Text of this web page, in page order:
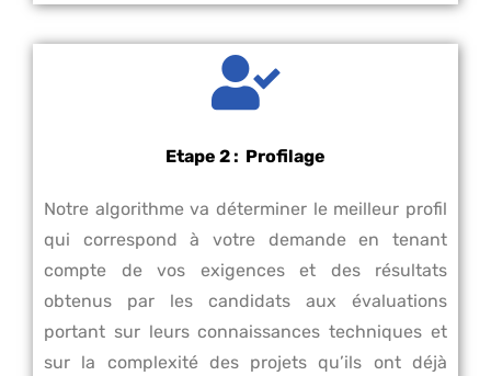
Etape 2 : Profilage
Notre algorithme va déterminer le meilleur profil
qui correspond à votre demande en tenant
compte de vos exigences et des résultats
obtenus par les candidats aux évaluations
portant sur leurs connaissances techniques et
sur la complexité des projets qu’ils ont déjà